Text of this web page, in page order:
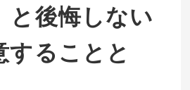
と後悔しない
ることと